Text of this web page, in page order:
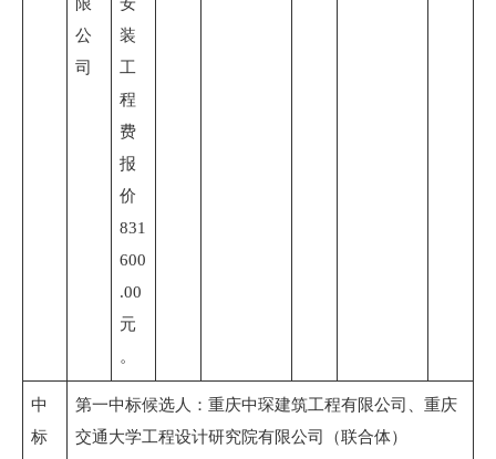
公
司
装
工
程
费
报
价
831
600
.00
元
。
中
标
第一中标候选人：重庆中琛建筑工程有限公司、重庆
交通大学工程设计研究院有限公司（联合体）